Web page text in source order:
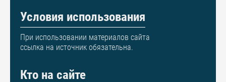
Условия использования
При использовании материалов сайта
ссылка на источник обязательна.
Кто на сайте